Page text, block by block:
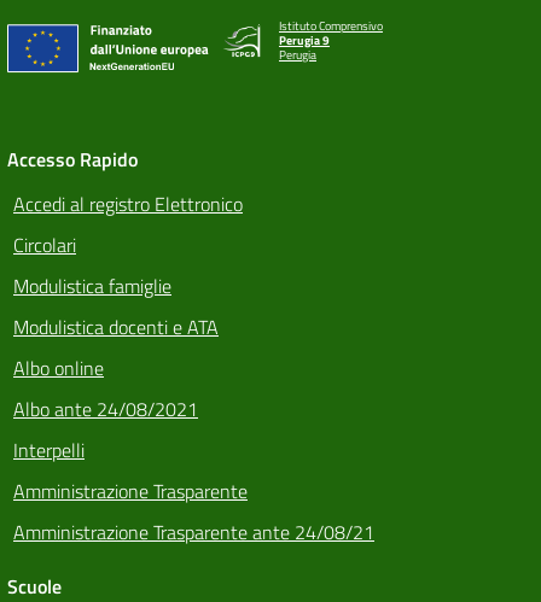
Istituto Comprensivo
Perugia 9
Perugia
Accesso Rapido
Accedi al registro Elettronico
Circolari
Modulistica famiglie
Modulistica docenti e ATA
Albo online
Albo ante 24/08/2021
Interpelli
Amministrazione Trasparente
Amministrazione Trasparente ante 24/08/21
Scuole